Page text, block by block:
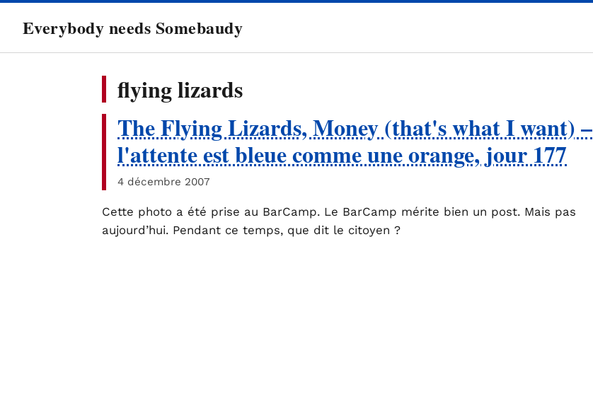
Everybody needs Somebaudy
flying lizards
The Flying Lizards, Money (that's what I want) –
l'attente est bleue comme une orange, jour 177
4 décembre 2007
Cette photo a été prise au BarCamp. Le BarCamp mérite bien un post. Mais pas
aujourd’hui. Pendant ce temps, que dit le citoyen ?